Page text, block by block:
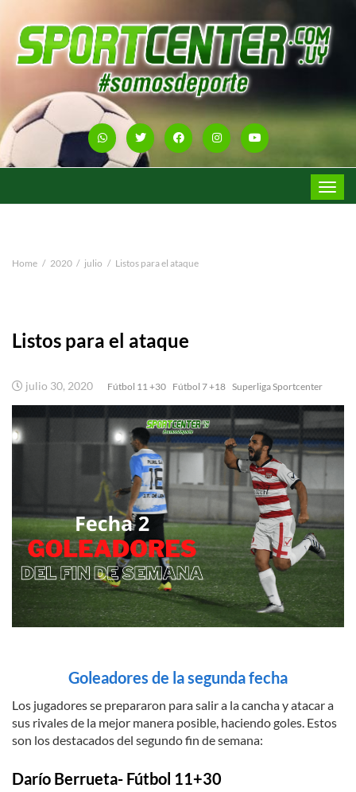
Toggle
Home 2020 julio Listos para el ataque
Listos para el ataque
julio 30, 2020 Fútbol 11 +30 Fútbol 7 +18 Superliga Sportcenter
Goleadores de la segunda fecha
Los jugadores se prepararon para salir a la cancha y atacar a
sus rivales de la mejor manera posible, haciendo goles. Estos
son los destacados del segundo fin de semana:
Darío Berrueta- Fútbol 11+30